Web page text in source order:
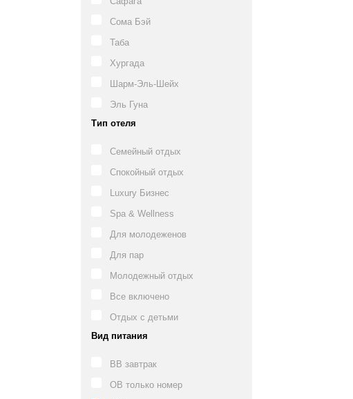
Сома Бэй
Таба
Хургада
Шарм-Эль-Шейх
Эль Гуна
Тип отеля
Семейный отдых
Спокойный отдых
Luxury Бизнес
Spa & Wellness
Для молодеженов
Для пар
Молодежный отдых
Все включено
Отдых с детьми
Вид питания
BB завтрак
OB только номер